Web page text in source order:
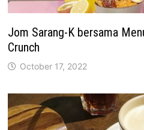
Jom Sarang-K bersama
Crunch
October 17, 2022